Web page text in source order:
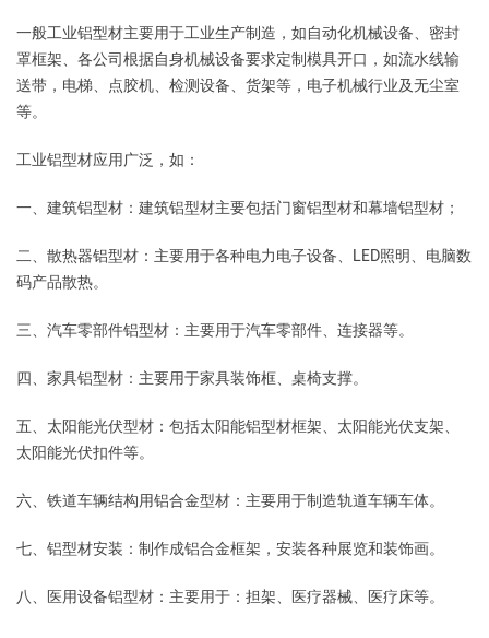
一般工业铝型材主要用于工业生产制造，如自动化机械设备、密封
罩框架、各公司根据自身机械设备要求定制模具开口，如流水线输
送带，电梯、点胶机、检测设备、货架等，电子机械行业及无尘室
等。
工业铝型材应用广泛，如：
一、建筑铝型材：建筑铝型材主要包括门窗铝型材和幕墙铝型材；
二、散热器铝型材：主要用于各种电力电子设备、LED照明、电脑数
码产品散热。
三、汽车零部件铝型材：主要用于汽车零部件、连接器等。
四、家具铝型材：主要用于家具装饰框、桌椅支撑。
五、太阳能光伏型材：包括太阳能铝型材框架、太阳能光伏支架、
太阳能光伏扣件等。
六、铁道车辆结构用铝合金型材：主要用于制造轨道车辆车体。
七、铝型材安装：制作成铝合金框架，安装各种展览和装饰画。
八、医用设备铝型材：主要用于：担架、医疗器械、医疗床等。